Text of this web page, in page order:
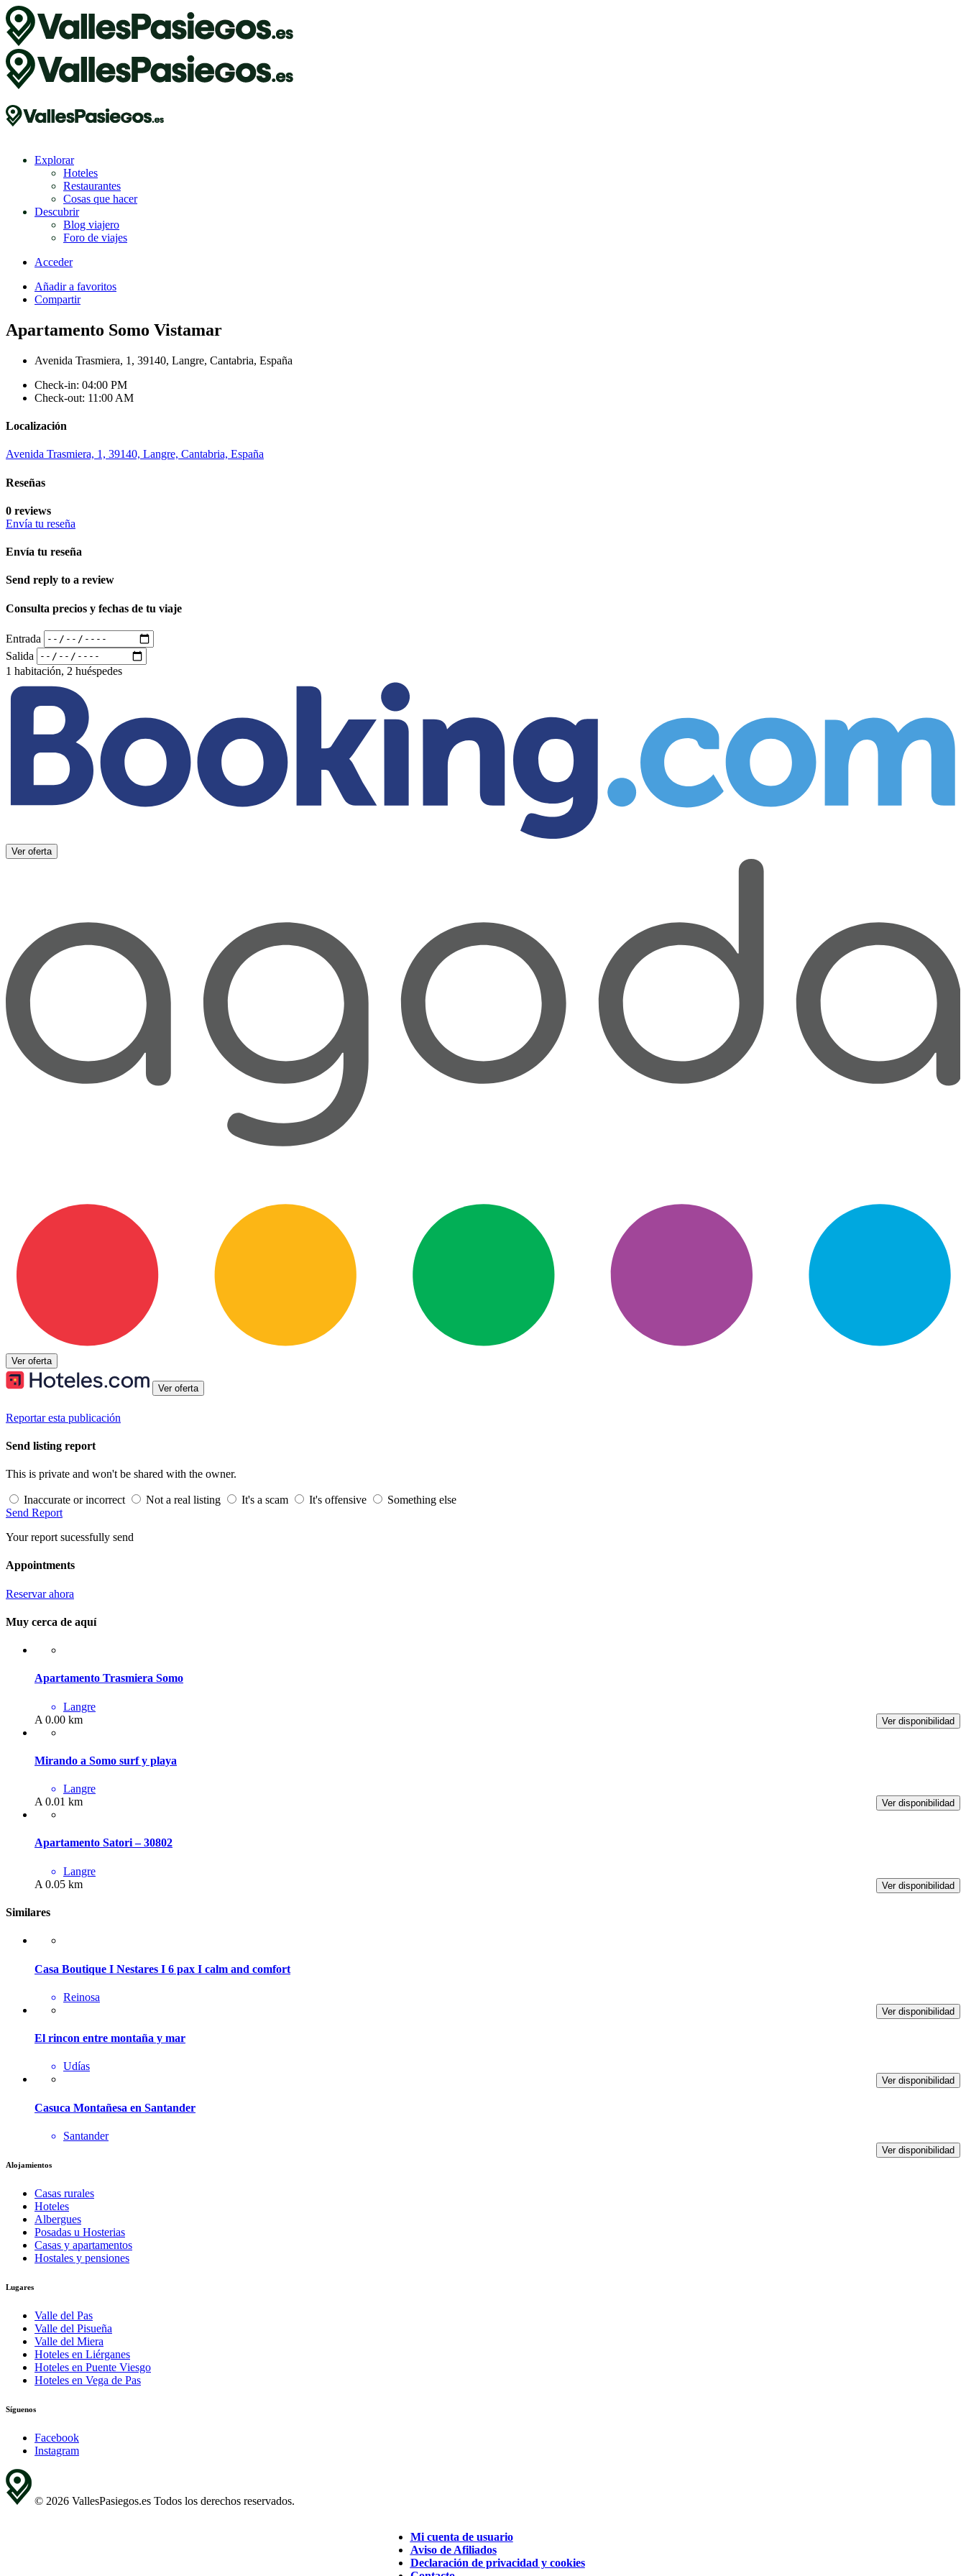
Explorar
Hoteles
Restaurantes
Cosas que hacer
Descubrir
Blog viajero
Foro de viajes
Acceder
Añadir a favoritos
Compartir
Apartamento Somo Vistamar
Avenida Trasmiera, 1, 39140, Langre, Cantabria, España
Check-in: 04:00 PM
Check-out: 11:00 AM
Localización
Avenida Trasmiera, 1, 39140, Langre, Cantabria, España
Reseñas
0 reviews
Envía tu reseña
Envía tu reseña
Send reply to a review
Consulta precios y fechas de tu viaje
Entrada
Salida
1 habitación, 2 huéspedes
Ver oferta
Ver oferta
Ver oferta
Reportar esta publicación
Send listing report
This is private and won't be shared with the owner.
Inaccurate or incorrect Not a real listing It's a scam It's offensive
Something else
Send Report
Your report sucessfully send
Appointments
Reservar ahora
Muy cerca de aquí
Apartamento Trasmiera Somo
Langre
Ver disponibilidad
A 0.00 km
Mirando a Somo surf y playa
Langre
Ver disponibilidad
A 0.01 km
Apartamento Satori – 30802
Langre
Ver disponibilidad
A 0.05 km
Similares
Casa Boutique I Nestares I 6 pax I calm and comfort
Reinosa
Ver disponibilidad
El rincon entre montaña y mar
Udías
Ver disponibilidad
Casuca Montañesa en Santander
Santander
Ver disponibilidad
Alojamientos
Casas rurales
Hoteles
Albergues
Posadas u Hosterias
Casas y apartamentos
Hostales y pensiones
Lugares
Valle del Pas
Valle del Pisueña
Valle del Miera
Hoteles en Liérganes
Hoteles en Puente Viesgo
Hoteles en Vega de Pas
Síguenos
Facebook
Instagram
© 2026 VallesPasiegos.es Todos los derechos reservados.
Mi cuenta de usuario
Aviso de Afiliados
Declaración de privacidad y cookies